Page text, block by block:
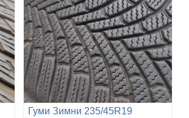
Гуми Зимни 235/45R19